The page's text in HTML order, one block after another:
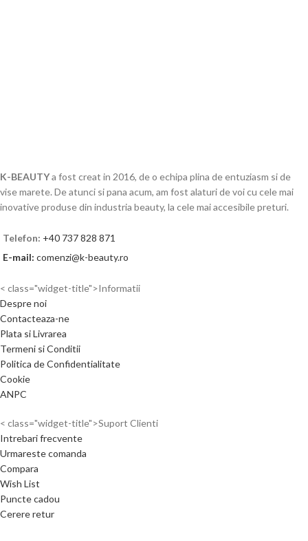
K-BEAUTYa fost creat in 2016, de o echipa plina de entuziasm si de
vise marete. De atunci si pana acum, am fost alaturi de voi cu cele mai
inovative produse din industria beauty, la cele mai accesibile preturi.
Telefon: +40 737 828 871
E-mail: comenzi@k-beauty.ro
< class="widget-title">Informatii
Despre noi
Contacteaza-ne
Plata si Livrarea
Termeni si Conditii
Politica de Confidentialitate
Cookie
ANPC
< class="widget-title">Suport Clienti
Intrebari frecvente
Urmareste comanda
Compara
Wish List
Puncte cadou
Cerere retur